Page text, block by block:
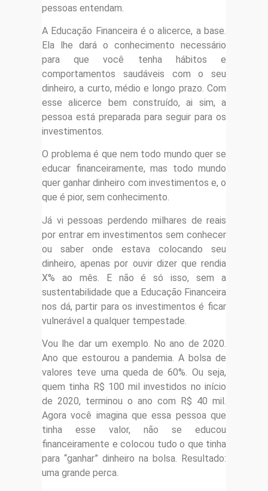
pessoas entendam.
A Educação Financeira é o alicerce, a base.
Ela lhe dará o conhecimento necessário
para que você tenha hábitos e
comportamentos saudáveis com o seu
dinheiro, a curto, médio e longo prazo. Com
esse alicerce bem construído, ai sim, a
pessoa está preparada para seguir para os
investimentos.
O problema é que nem todo mundo quer se
educar financeiramente, mas todo mundo
quer ganhar dinheiro com investimentos e, o
que é pior, sem conhecimento.
Já vi pessoas perdendo milhares de reais
por entrar em investimentos sem conhecer
ou saber onde estava colocando seu
dinheiro, apenas por ouvir dizer que rendia
X% ao mês. E não é só isso, sem a
sustentabilidade que a Educação Financeira
nos dá, partir para os investimentos é ficar
vulnerável a qualquer tempestade.
Vou lhe dar um exemplo. No ano de 2020.
Ano que estourou a pandemia. A bolsa de
valores teve uma queda de 60%. Ou seja,
quem tinha R$ 100 mil investidos no início
de 2020, terminou o ano com R$ 40 mil.
Agora você imagina que essa pessoa que
tinha esse valor, não se educou
financeiramente e colocou tudo o que tinha
para “ganhar” dinheiro na bolsa. Resultado:
uma grande perca.